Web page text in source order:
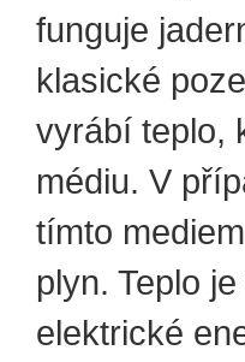
funguje
klasické
vyrábí teplo,
médiu. V
tímto
plyn. Teplo
elektrické